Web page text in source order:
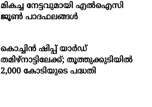
മികച്ച നേട്ടവുമായി എൽഐസി
ജൂൺ പാദഫലങ്ങൾ
കൊച്ചിന്‍ ഷിപ്പ് യാർഡ്
തമിഴ്നാട്ടിലേക്ക്; തൂത്തുക്കുടിയിൽ
2,000 കോടിയുടെ പദ്ധതി